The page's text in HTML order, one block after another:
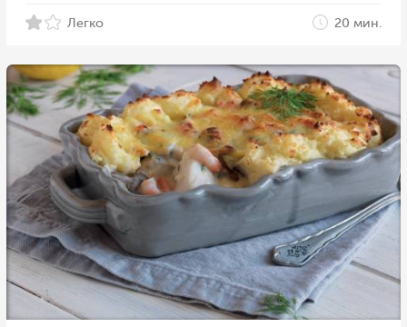
Легко 20 мин.